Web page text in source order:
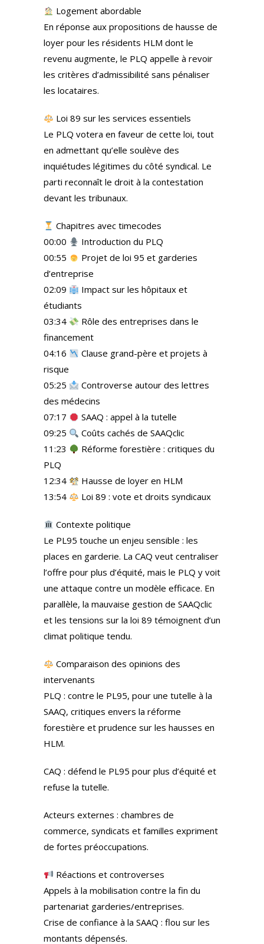
Logement abordable
En réponse aux propositions de hausse de
loyer pour les résidents HLM dont le
revenu augmente, le PLQ appelle à revoir
les critères d’admissibilité sans pénaliser
les locataires.
Loi 89 sur les services essentiels
Le PLQ votera en faveur de cette loi, tout
en admettant qu’elle soulève des
inquiétudes légitimes du côté syndical. Le
parti reconnaît le droit à la contestation
devant les tribunaux.
Chapitres avec timecodes
00:00
Introduction du PLQ
00:55
Projet de loi 95 et garderies
d’entreprise
02:09
Impact sur les hôpitaux et
étudiants
03:34
Rôle des entreprises dans le
financement
04:16
Clause grand-père et projets à
risque
05:25
Controverse autour des lettres
des médecins
07:17
SAAQ : appel à la tutelle
09:25
Coûts cachés de SAAQclic
11:23
Réforme forestière : critiques du
PLQ
12:34
Hausse de loyer en HLM
13:54
Loi 89 : vote et droits syndicaux
Contexte politique
Le PL95 touche un enjeu sensible : les
places en garderie. La CAQ veut centraliser
l’offre pour plus d’équité, mais le PLQ y voit
une attaque contre un modèle efficace. En
parallèle, la mauvaise gestion de SAAQclic
et les tensions sur la loi 89 témoignent d’un
climat politique tendu.
Comparaison des opinions des
intervenants
PLQ : contre le PL95, pour une tutelle à la
SAAQ, critiques envers la réforme
forestière et prudence sur les hausses en
HLM.
CAQ : défend le PL95 pour plus d’équité et
refuse la tutelle.
Acteurs externes : chambres de
commerce, syndicats et familles expriment
de fortes préoccupations.
Réactions et controverses
Appels à la mobilisation contre la fin du
partenariat garderies/entreprises.
Crise de confiance à la SAAQ : flou sur les
montants dépensés.